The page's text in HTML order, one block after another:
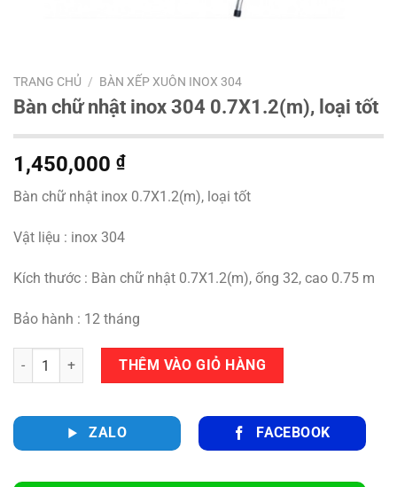
TRANG CHỦ / BÀN XẾP XUÔN INOX 304
Bàn chữ nhật inox 304 0.7X1.2(m), loại tốt
1,450,000 ₫
Bàn chữ nhật inox 0.7X1.2(m), loại tốt
Vật liệu : inox 304
Kích thước : Bàn chữ nhật 0.7X1.2(m), ống 32, cao 0.75 m
Bảo hành : 12 tháng
Số lượng THÊM VÀO GIỎ HÀNG
ZALO FACEBOOK